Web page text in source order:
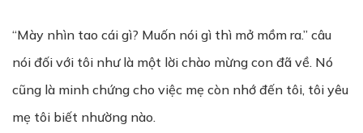
“Mày nhìn tao cái gì? Muốn nói gì thì mở mồm ra.” câu
nói đối với tôi như là một lời chào mừng con đã về. Nó
cũng là minh chứng cho việc mẹ còn nhớ đến tôi, tôi yêu
mẹ tôi biết nhường nào.